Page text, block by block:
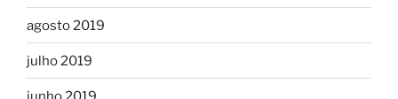
agosto 2019
julho 2019